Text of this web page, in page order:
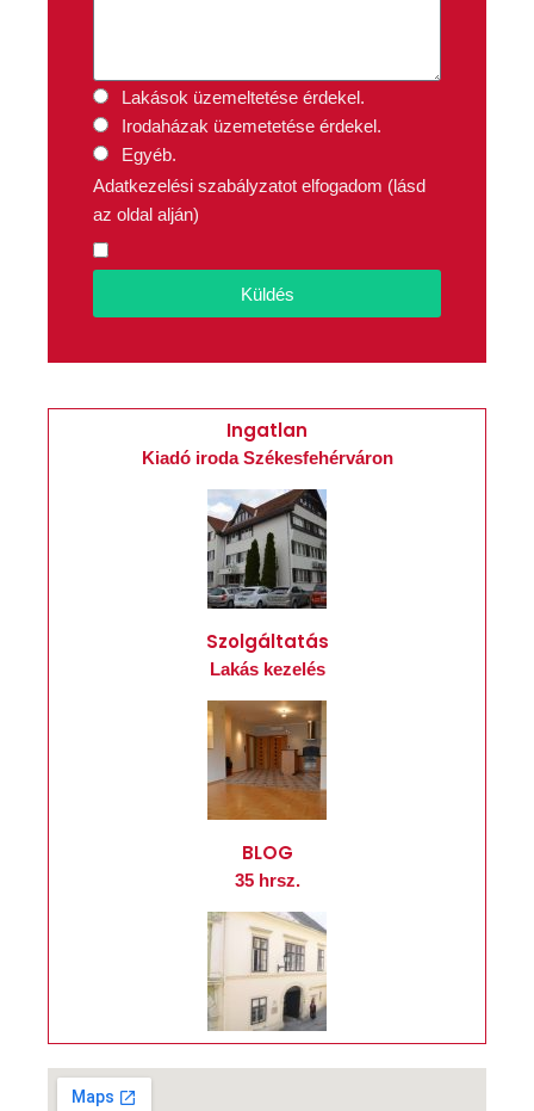
Lakások üzemeltetése érdekel.
Irodaházak üzemetetése érdekel.
Egyéb.
Adatkezelési szabályzatot elfogadom (lásd
az oldal alján)
Küldés
Ingatlan
Kiadó iroda Székesfehérváron
Szolgáltatás
Lakás kezelés
BLOG
35 hrsz.